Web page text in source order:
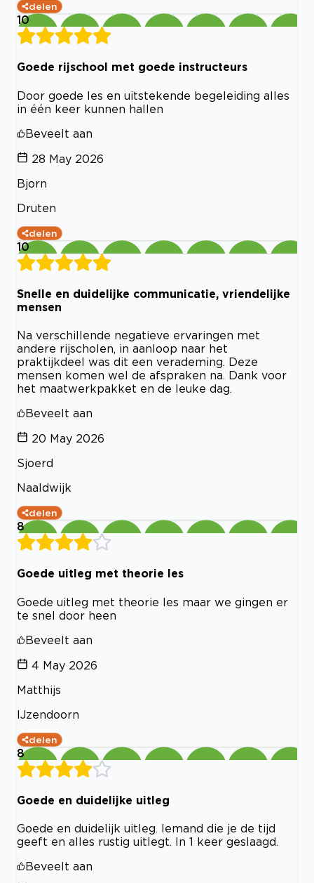
delen
10
Goede rijschool met goede instructeurs
Door goede les en uitstekende begeleiding alles
in één keer kunnen hallen
Beveelt aan
28 May 2026
Bjorn
Druten
delen
10
Snelle en duidelijke communicatie, vriendelijke
mensen
Na verschillende negatieve ervaringen met
andere rijscholen, in aanloop naar het
praktijkdeel was dit een verademing. Deze
mensen komen wel de afspraken na. Dank voor
het maatwerkpakket en de leuke dag.
Beveelt aan
20 May 2026
Sjoerd
Naaldwijk
delen
8
Goede uitleg met theorie les
Goede uitleg met theorie les maar we gingen er
te snel door heen
Beveelt aan
4 May 2026
Matthijs
IJzendoorn
delen
8
Goede en duidelijke uitleg
Goede en duidelijk uitleg. Iemand die je de tijd
geeft en alles rustig uitlegt. In 1 keer geslaagd.
Beveelt aan